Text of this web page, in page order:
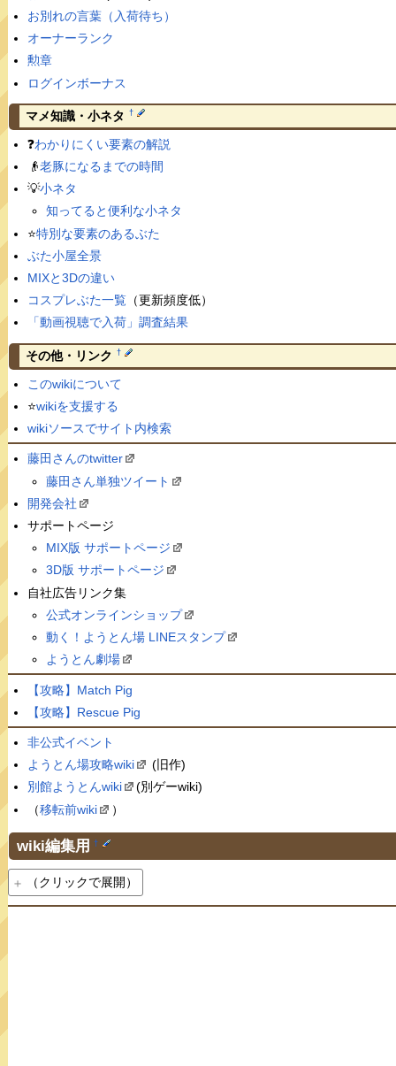
お別れの言葉（入荷待ち）
オーナーランク
勲章
ログインボーナス
マメ知識・小ネタ †
❓わかりにくい要素の解説
👴老豚になるまでの時間
💡小ネタ
知ってると便利な小ネタ
⭐️特別な要素のあるぶた
ぶた小屋全景
MIXと3Dの違い
コスプレぶた一覧（更新頻度低）
「動画視聴で入荷」調査結果
その他・リンク †
このwikiについて
⭐️wikiを支援する
wikiソースでサイト内検索
藤田さんのtwitter
藤田さん単独ツイート
開発会社
サポートページ
MIX版 サポートページ
3D版 サポートページ
自社広告リンク集
公式オンラインショップ
動く！ようとん場 LINEスタンプ
ようとん劇場
【攻略】Match Pig
【攻略】Rescue Pig
非公式イベント
ようとん場攻略wiki
(旧作)
別館ようとんwiki
(別ゲーwiki)
（移転前wiki ）
wiki編集用 †
（クリックで展開）